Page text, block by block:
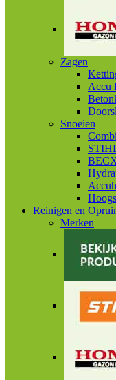
Zagen
Accu
Snoeien
Reinigen en
Merken